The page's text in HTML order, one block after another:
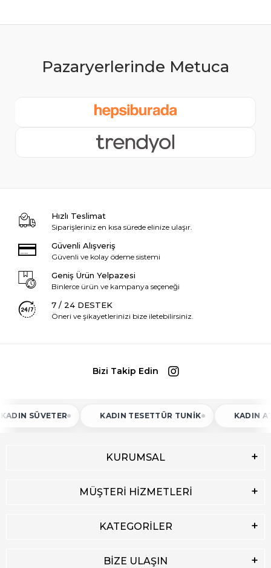
Hızlı Teslimat
Siparişleriniz en kısa sürede elinize ulaşır.
Güvenli Alışveriş
Güvenli ve kolay ödeme sistemi
Geniş Ürün Yelpazesi
Binlerce ürün ve kampanya seçeneği
7 / 24 DESTEK
Öneri ve şikayetlerinizi bize iletebilirsiniz.
Bizi Takip Edin
SÜVETER KADIN TESETTÜR TUNIK KADIN ATLET
KURUMSAL
MÜŞTERİ HİZMETLERİ
KATEGORİLER
BİZE ULAŞIN